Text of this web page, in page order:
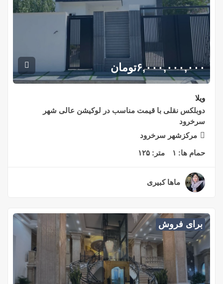
۶,۰۰۰,۰۰۰,۰۰۰تومان
ویلا
دوبلکس نقلی با قیمت مناسب در لوکیشن عالی شهر
سرخرود
مرکزشهر سرخرود
حمام ها: ۱ متر: ۱۲۵
ماها کبیری
برای فروش